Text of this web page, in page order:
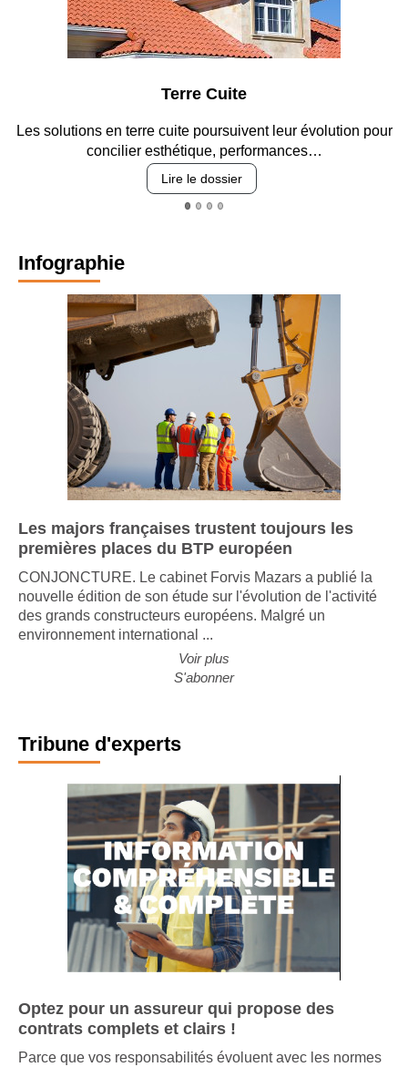
Terre Cuite
Les solutions en terre cuite poursuivent leur évolution pour
concilier esthétique, performances…
Lire le dossier
Infographie
Les majors françaises trustent toujours les
premières places du BTP européen
CONJONCTURE. Le cabinet Forvis Mazars a publié la
nouvelle édition de son étude sur l'évolution de l'activité
des grands constructeurs européens. Malgré un
environnement international ...
Voir plus
S'abonner
Tribune d'experts
Optez pour un assureur qui propose des
contrats complets et clairs !
Parce que vos responsabilités évoluent avec les normes